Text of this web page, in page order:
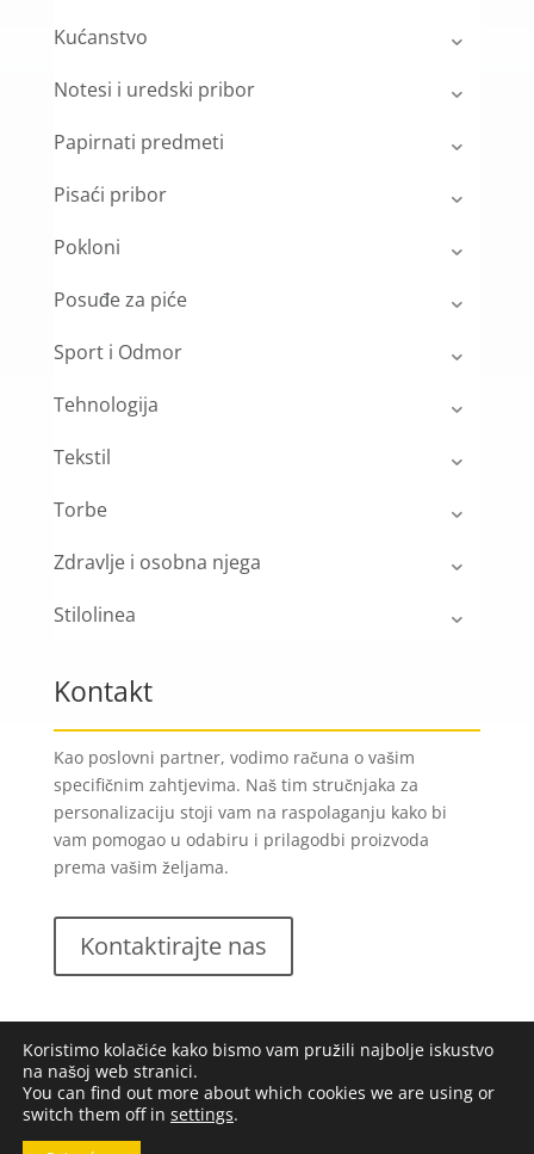
Kućanstvo
Notesi i uredski pribor
Papirnati predmeti
Pisaći pribor
Pokloni
Posuđe za piće
Sport i Odmor
Tehnologija
Tekstil
Torbe
Zdravlje i osobna njega
Stilolinea
Kontakt
Kao poslovni partner, vodimo računa o vašim
specifičnim zahtjevima. Naš tim stručnjaka za
personalizaciju stoji vam na raspolaganju kako bi
vam pomogao u odabiru i prilagodbi proizvoda
prema vašim željama.
Kontaktirajte nas
Lungomare d.o.o.2023. Sva prava pridržana |
uvjeti poslovanja
Koristimo kolačiće kako bismo vam pružili najbolje iskustvo
na našoj web stranici.
You can find out more about which cookies we are using or
switch them off in settings.